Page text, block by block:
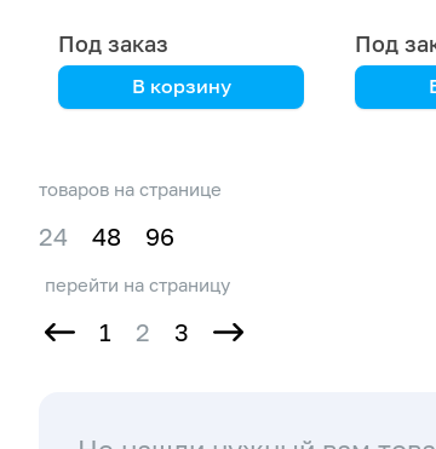
Под заказ
В корзину
Под
товаров на странице
24 48 96
перейти на страницу
1 2 3